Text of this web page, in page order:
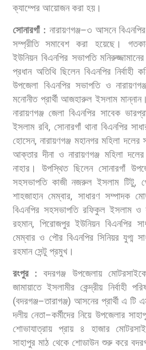
ক্যাম্পের আয়োজন করা হয়।
সোনারগাঁ: নারায়ণগঞ্জ–৩ আসনে বিএনপির
সম্প্রীতি
সমাবেশ করা হয়েছে।
ইউনিয়ন বিএনপির সভাপতি মনিরুজ্জামানের
প্রধান অতিথি ছিলেন বিএনপির নির্বাহী
উপজেলা বিএনপির সভাপতি ও
মনোনীত প্রার্থী আজহারুল ইসলাম মান্নান।
নারায়ণগঞ্জ জেলা বিএনপির সাবেক
ইসলাম রবি, সোনারগাঁ থানা বিএনপির
হোসেন,নারায়ণগঞ্জ মহানগর মহিলা দলের
আক্তার দীনা ও নারায়ণগঞ্জ মহিলা দলের
নাহার।
উপস্থিত ছিলেন সোনারগাঁ
সহসভাপতি কাজী নজরুল ইসলাম টিটু,
শাহজাহান মেম্বার, সাধারণ সম্পাদক
বিএনপির সহসভাপতি রফিকুল ইসলাম ও
রহমান, পিরোজপুর ইউনিয়ন বিএনপির
মেম্বার ও পৌর বিএনপির সিনিয়র যুগ্ম
রহমান সেন্টু প্রমুখ।
রংপুর: বদরগঞ্জ উপজেলায়
জামায়াতে ইসলামীর কেন্দ্রীয় নির্বাহী
(বদরগঞ্জ–তারাগঞ্জ) আসনের প্রার্থী এ টি
দলীয় নেতা–কর্মীদের নিয়ে উপজেলার
শোভাযাত্রায়
প্রায় ৪ হাজার
সাহাপুর মাঠ থেকে শোডাউন শুরু করে